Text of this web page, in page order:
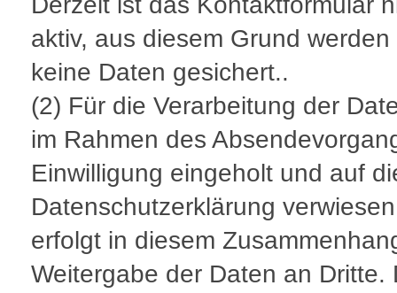
aktiv, aus diesem Grund werden
keine Daten gesichert..
(2) Für die Verarbeitung der
im Rahmen des
Einwilligung eingeholt und auf
Datenschutzerklärung
erfolgt in diesem
Weitergabe der Daten an Dritte.